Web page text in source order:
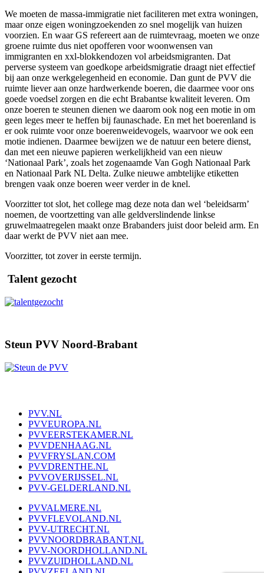
We moeten de massa-immigratie niet faciliteren met extra woningen,
maar onze eigen woningzoekenden zo snel mogelijk van huizen
voorzien. En waar GS refereert aan de ruimtevraag, moeten we onze
groene ruimte dus niet opofferen voor woonwensen van
immigranten en xxl-blokkendozen vol arbeidsmigranten. Dat
perverse systeem van goedkope arbeidsmigratie draagt niet effectief
bij aan onze werkgelegenheid en economie. Dan gunt de PVV die
ruimte liever aan onze hardwerkende boeren, die daarmee voor ons
goede voedsel zorgen en die echt Brabantse kwaliteit leveren. Om
onze boeren te steunen dienen we daarom ook nog een motie in om
geen leges meer te heffen bij faunaschade. En met het boerenland is
er ook ruimte voor onze boerenweidevogels, waarvoor we ook een
motie indienen. Daarmee bewijzen we de natuur een betere dienst,
dan met een nieuwe papieren werkelijkheid van een nieuw
‘Nationaal Park’, zoals het zogenaamde Van Gogh Nationaal Park
en Nationaal Park NL Delta. Zulke nieuwe ambtelijke etiketten
brengen vaak onze boeren weer verder in de knel.
Voorzitter tot slot, het college mag deze nota dan wel ‘beleidsarm’
noemen, de voortzetting van alle geldverslindende linkse
gruwelmaatregelen maakt onze Brabanders juist door beleid arm. En
daar werkt de PVV niet aan mee.
Voorzitter, tot zover in eerste termijn.
Talent gezocht
Steun PVV Noord-Brabant
PVV.NL
PVVEUROPA.NL
PVVEERSTEKAMER.NL
PVVDENHAAG.NL
PVVFRYSLAN.COM
PVVDRENTHE.NL
PVVOVERIJSSEL.NL
PVV-GELDERLAND.NL
PVVALMERE.NL
PVVFLEVOLAND.NL
PVV-UTRECHT.NL
PVVNOORDBRABANT.NL
PVV-NOORDHOLLAND.NL
PVVZUIDHOLLAND.NL